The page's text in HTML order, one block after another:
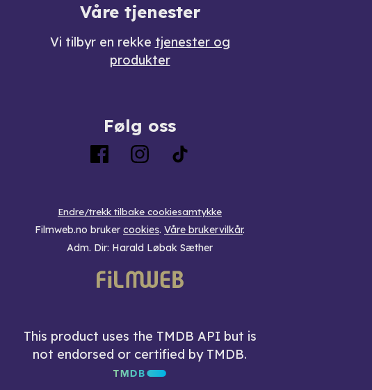
Våre tjenester
Vi tilbyr en rekke tjenester og
produkter
Følg oss
Endre/trekk tilbake cookiesamtykke
Filmweb.no bruker cookies. Våre brukervilkår.
Adm. Dir: Harald Løbak Sæther
This product uses the TMDB API but is
not endorsed or certified by TMDB.